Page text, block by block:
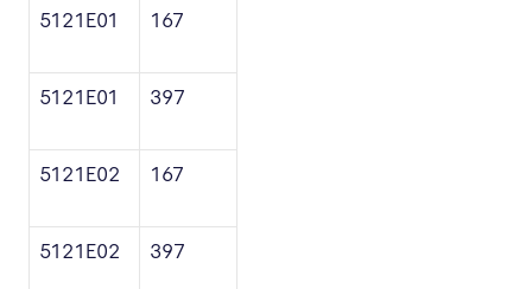
5121E01 167
5121E01 397
5121E02 167
5121E02 397